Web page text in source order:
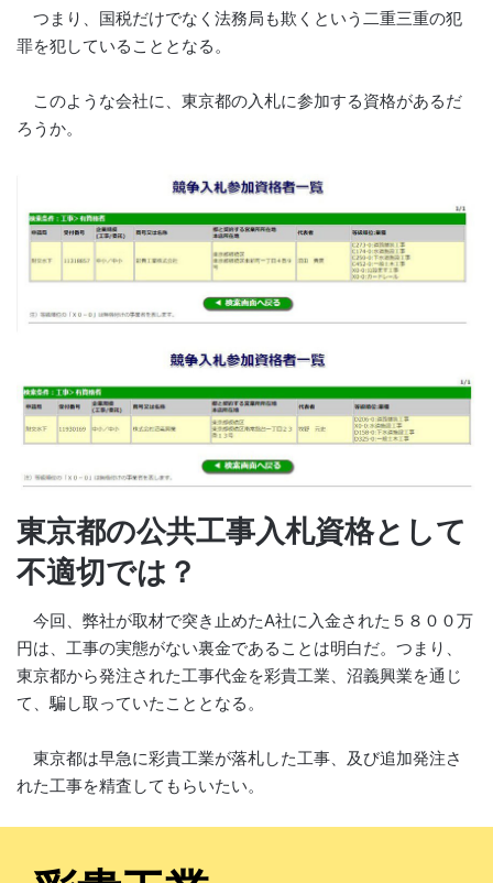
つまり、国税だけでなく法務局も欺くという二重三重の犯
罪を犯していることとなる。
このような会社に、東京都の入札に参加する資格があるだ
ろうか。
東京都の公共工事入札資格として
不適切では？
今回、弊社が取材で突き止めたA社に入金された５８００万
円は、工事の実態がない裏金であることは明白だ。つまり、
東京都から発注された工事代金を彩貴工業、沼義興業を通じ
て、騙し取っていたこととなる。
東京都は早急に彩貴工業が落札した工事、及び追加発注さ
れた工事を精査してもらいたい。